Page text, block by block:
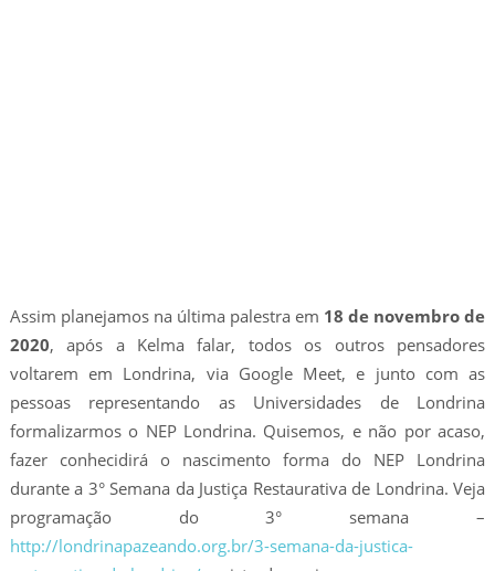
Assim planejamos na última palestra em 18 de novembro de
2020, após a Kelma falar, todos os outros pensadores
voltarem em Londrina, via Google Meet, e junto com as
pessoas representando as Universidades de Londrina
formalizarmos o NEP Londrina. Quisemos, e não por acaso,
fazer conhecidirá o nascimento forma do NEP Londrina
durante a 3° Semana da Justiça Restaurativa de Londrina. Veja
programação do 3° semana –
http://londrinapazeando.org.br/3-semana-da-justica-